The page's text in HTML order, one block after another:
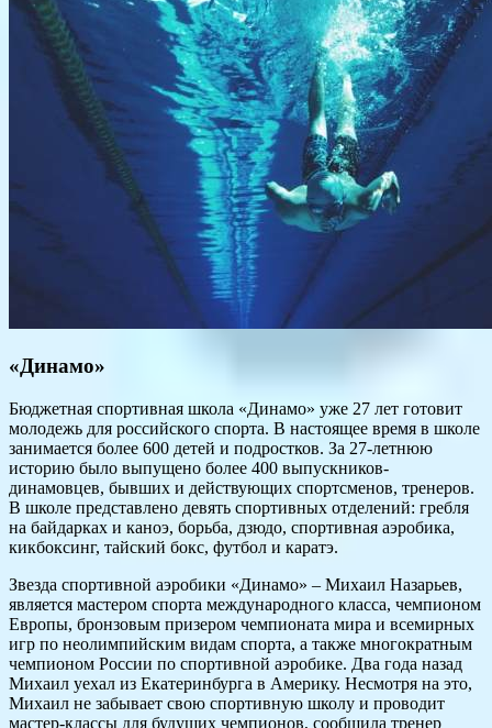
«Динамо»
Бюджетная спортивная школа «Динамо» уже 27 лет готовит
молодежь для российского спорта. В настоящее время в школе
занимается более 600 детей и подростков. За 27-летнюю
историю было выпущено более 400 выпускников-
динамовцев, бывших и действующих спортсменов, тренеров.
В школе представлено девять спортивных отделений: гребля
на байдарках и каноэ, борьба, дзюдо, спортивная аэробика,
кикбоксинг, тайский бокс, футбол и каратэ.
Звезда спортивной аэробики «Динамо» – Михаил Назарьев,
является мастером спорта международного класса, чемпионом
Европы, бронзовым призером чемпионата мира и всемирных
игр по неолимпийским видам спорта, а также многократным
чемпионом России по спортивной аэробике. Два года назад
Михаил уехал из Екатеринбурга в Америку. Несмотря на это,
Михаил не забывает свою спортивную школу и проводит
мастер-классы для будущих чемпионов, сообщила тренер